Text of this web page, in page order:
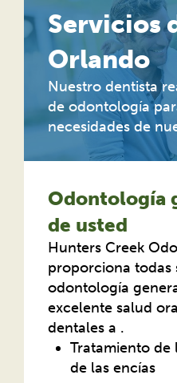
Servicios
Orlando
Nuestro dentista
de odontología
necesidades de
Odontología
de usted
Hunters Creek
proporciona todas
odontología
excelente salud
dentales a .
Tratamiento de
de las encías